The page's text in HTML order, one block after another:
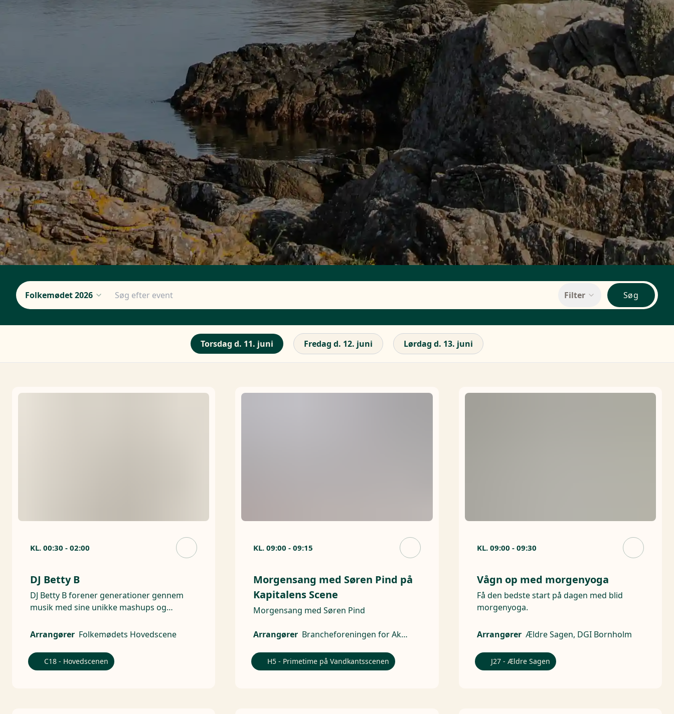
Folkemødet 2026 Filter Søg
Torsdag d. 11. juni Fredag d. 12. juni Lørdag d. 13. juni
KL. 00:30 - 02:00
DJ Betty B
DJ Betty B forener generationer gennem
musik med sine unikke mashups og
Arrangører Folkemødets Hovedscene
C18 - Hovedscenen
KL. 09:00 - 09:15
Morgensang med Søren Pind på
Kapitalens Scene
Morgensang med Søren Pind
Arrangører Brancheforeningen for Aktive Ejere
H5 - Primetime på Vandkantsscenen
KL. 09:00 - 09:30
Vågn op med morgenyoga
Få den bedste start på dagen med blid
morgenyoga.
Arrangører Ældre Sagen, DGI Bornholm
J27 - Ældre Sagen